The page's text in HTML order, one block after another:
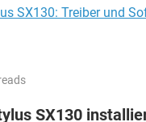
SX130: Treiber und
SX130